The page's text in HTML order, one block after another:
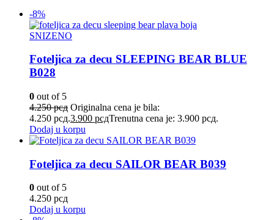
-8%
SNIZENO
Foteljica za decu SLEEPING BEAR BLUE
B028
0 out of 5
4.250рсд Originalna cena je bila:
4.250 рсд.3.900 рсдTrenutna cena je: 3.900 рсд.
Dodaj u korpu
Foteljica za decu SAILOR BEAR B039
0 out of 5
4.250 рсд
Dodaj u korpu